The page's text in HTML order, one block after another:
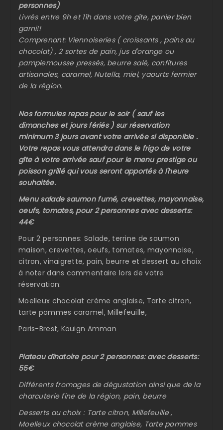
personnes)
Livrés entre 9h et 11h dans votre gîte, panier bien
garni!!
Comprenant: Viennoiseries ( croissants , pains au
chocolat) , 2 sortes de pain, jus d'orange ou
pamplemousse pressés, beurre salé, confitures
artisanales, caramel, Nutella, miel, yaourts fermier
de la région.
Nos formules repas pour le soir ( sauf les
dimanches et jours fériés ) sur réservation
minimum 3 jours avant votre arrivée si disponible .
Votre repas vous attendra dans le frigo de votre
gîte à votre arrivée sauf pour le menu prestige ou
poisson grillé qui vous seront apportés à l'heure
souhaitée.
Menu salade saumon fumé, crevettes, mayonnaise,
oeufs, tomates, pour 2 personnes avec desserts:
44€
Pour 2 personnes: Salade, terrine de saumon
maison, crevettes, oeufs, tomates, mayonnaise,
citron, vinaigrette, pain, beurre et dessert au choix
à noter dans commentaire lors de votre
réservation:
Moelleux chocolat crème anglaise, Tarte citron,
tarte pommes caramel, Millefeuille,
Paris-Brest, Kouign Amman
Plateau dînatoire pour 2 personnes: avec desserts:
55€
Différents fromages de dégustation ainsi que de la
charcuterie fine de la région, pain, beurre
Desserts au choix : Tarte citron, Millefeuille ,
Moelleux chocolat crème anglaise, Tarte pommes